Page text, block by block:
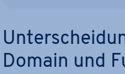
Domain und